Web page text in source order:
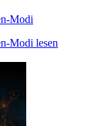
Modi
Modi lesen